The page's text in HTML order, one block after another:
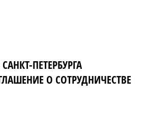
ПЕТЕРБУРГА
О СОТРУДНИЧЕСТВЕ